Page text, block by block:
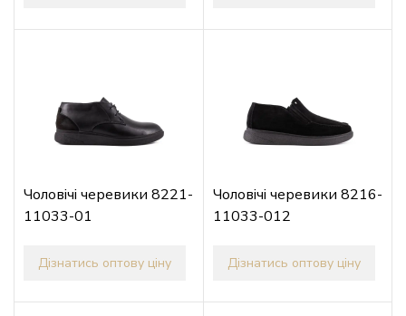
Чоловічі черевики 8221-
11033-01
Дізнатись оптову ціну
Чоловічі черевики 8216-
11033-012
Дізнатись оптову ціну